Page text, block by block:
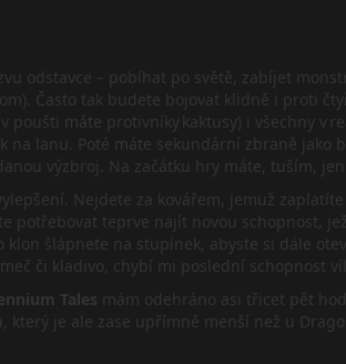
odstavce – pobíhat po světě, zabíjet
Často tak budete bojovat klidně i proti
poušti máte protivníky kaktusy) i všechny
na lanu. Poté máte sekundární zbraně
výzbroj. Na začátku hry máte, tuším,
Nejdete za kovářem, jemuž
potřebovat teprve najít novou schopnost,
klon šlápnete na stupínek, abyste si dále
či kladivo, chybí mi poslední schopnost
Tales mám odehráno asi třicet pět
je ale zase upřímně menší než u